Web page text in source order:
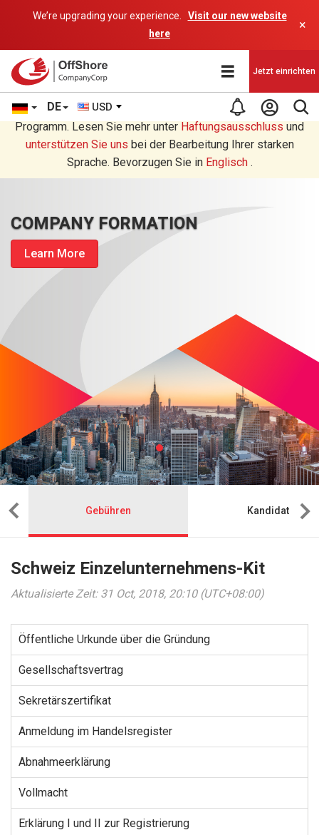
We’re upgrading your experience.
Visit our new website
here
×
DE USD
Jetzt einrichten
Sie lesen eine Deutsche Übersetzung durch ein AI-
Programm. Lesen Sie mehr unter Haftungsausschluss und
unterstützen Sie uns bei der Bearbeitung Ihrer starken
Sprache. Bevorzugen Sie in Englisch.
COMPANY FORMATION
Learn More
Gebühren Kandidat
Schweiz Einzelunternehmens-Kit
Aktualisierte Zeit: 31 Oct, 2018, 20:10 (UTC+08:00)
Öffentliche Urkunde über die Gründung
Gesellschaftsvertrag
Sekretärszertifikat
Anmeldung im Handelsregister
Abnahmeerklärung
Vollmacht
Erklärung I und II zur Registrierung